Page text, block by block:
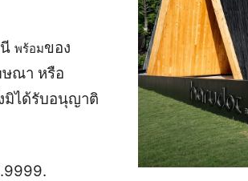
พร้อมของ
ษณา หรือ
มิได้รับอนุญาติ